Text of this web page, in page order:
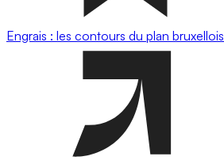
Engrais : les contours du plan bruxellois